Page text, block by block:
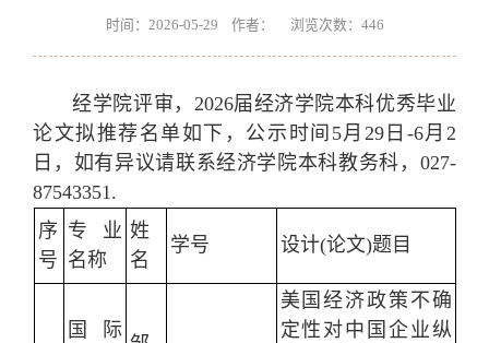
时间：2026-05-29 作者： 浏览次数： 446
经学院评审，2026届经济学院本科优秀毕业
论文拟推荐名单如下，公示时间5月29日-6月2
日，如有异议请联系经济学院本科教务科，027-
87543351.
序
号
专业
名称
姓
名
学号 设计(论文)题目
国际
美国经济政策不确
定性对中国企业纵